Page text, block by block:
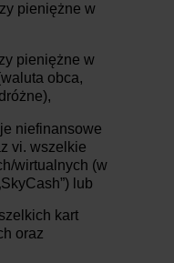
pieniężne w
pieniężne w
obca,
niefinansowe
vi. wszelkie
wirtualnych (w
lub
kart
oraz